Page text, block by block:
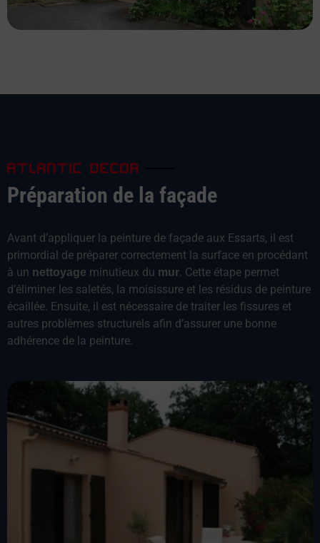
ATLANTIC DECOR
Préparation de la façade
Avant d’appliquer la peinture de façade aux Essarts, il est
primordial de préparer correctement la surface en procédant
à un nettoyage minutieux du mur. Cette étape permet
d’éliminer les saletés, la moisissure et les résidus de peinture
écaillée. Ensuite, il est nécessaire de traiter les fissures et
autres problèmes structurels afin d’assurer une bonne
adhérence de la peinture.